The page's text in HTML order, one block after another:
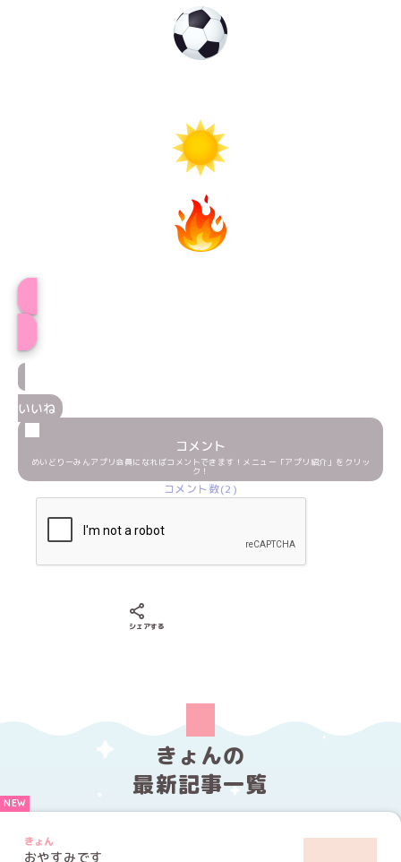
いいね
コメント
めいどりーみんアプリ会員になればコメントできます！メニュー「アプリ紹介」をクリッ
ク！
コメント数(2)
シェアする
きょんの
最新記事一覧
きょん
おやすみです